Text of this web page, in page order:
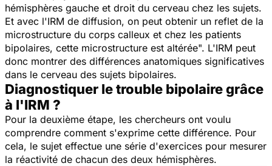
hémisphères gauche et droit du cerveau chez les sujets.
Et avec l'IRM de diffusion, on peut obtenir un reflet de la
microstructure du corps calleux et chez les patients
bipolaires, cette microstructure est altérée". L'IRM peut
donc montrer des différences anatomiques significatives
dans le cerveau des sujets bipolaires.
Diagnostiquer le trouble bipolaire grâce
à l'IRM ?
Pour la deuxième étape, les chercheurs ont voulu
comprendre comment s'exprime cette différence. Pour
cela, le sujet effectue une série d'exercices pour mesurer
la réactivité de chacun des deux hémisphères.